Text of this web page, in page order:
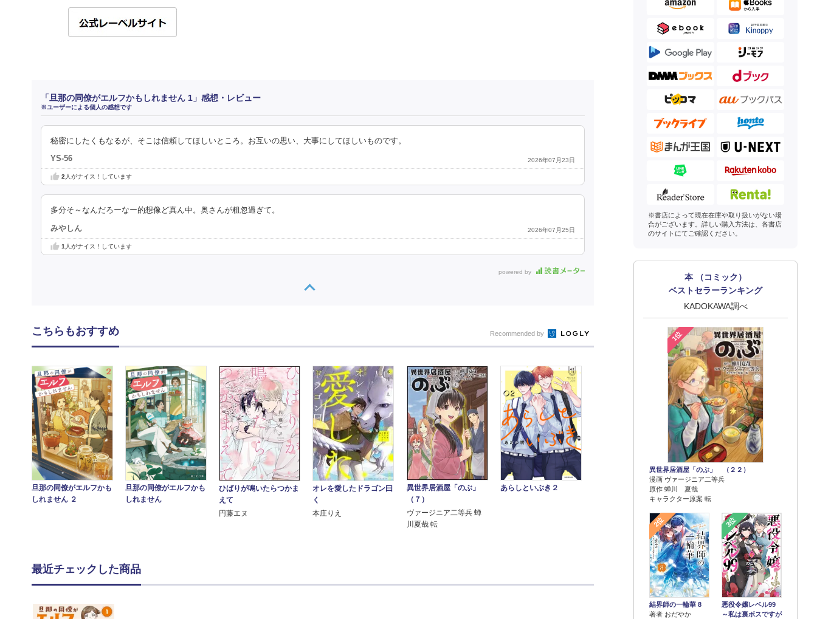
「旦那の同僚がエルフかもしれません 1」感想・レビュー
※ユーザーによる個人の感想です
秘密にしたくもなるが、そこは信頼してほしいところ。お互いの思い、大事にしてほしいものです。
YS-56 2026年07月23日
2人がナイス！しています
多分そ～なんだろーなー的想像ど真ん中。奥さんが粗忽過ぎて。
みやしん 2026年07月25日
1 人がナイス！しています
powered by
※書店によって現在在庫や取り扱いがない場
合がございます。詳しい購入方法は、各書店
のサイトにてご確認ください。
本 （コミック）
ベストセラーランキング
KADOKAWA調べ
1位
異世界居酒屋「のぶ」 （２２）
漫画 ヴァージニア二等兵
原作 蝉川 夏哉
キャラクター原案 転
2位
結界師の一輪華 8
著者 おだやか
3位
悪役令嬢レベル99
～私は裏ボスですが
こちらもおすすめ Recommended by
旦那の同僚がエルフかも
しれません ２
旦那の同僚がエルフかも
しれません
ひばりが鳴いたらつかま
えて
円藤エヌ
オレを愛したドラゴン曰
く
本庄りえ
異世界居酒屋「のぶ」
（７）
ヴァージニア二等兵 蝉
川夏哉 転
あらしといぶき２
最近チェックした商品